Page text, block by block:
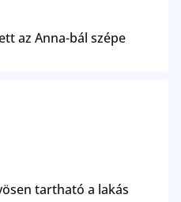
az Anna-bál szépe
tartható a lakás